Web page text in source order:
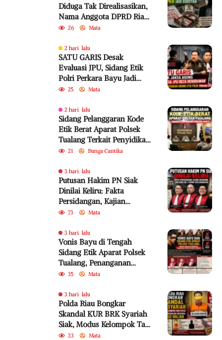
Diduga Tak Direalisasikan,
Nama Anggota DPRD Riau
dari PKB Jadi Sorotan
26 Mata
2 hari lalu
SATU GARIS Desak
Evaluasi JPU, Sidang Etik
Polri Perkara Bayu Jadi
Sorotan
25 Mata
2 hari lalu
Sidang Pelanggaran Kode
Etik Berat Aparat Polsek
Tualang Terkait Penyidikan
Perkara Bayu
21 Bunga Cantika
3 hari lalu
Putusan Hakim PN Siak
Dinilai Keliru: Fakta
Persidangan, Kajian
Akademik, dan SEMA No. 4
73 Mata
3 hari lalu
Vonis Bayu di Tengah
Sidang Etik Aparat Polsek
Tualang, Penanganan
Perkara Kembali Jadi
35 Mata
3 hari lalu
Polda Riau Bongkar
Skandal KUR BRK Syariah
Siak, Modus Kelompok Tani
Fiktif Diduga Rugikan
33 Mata